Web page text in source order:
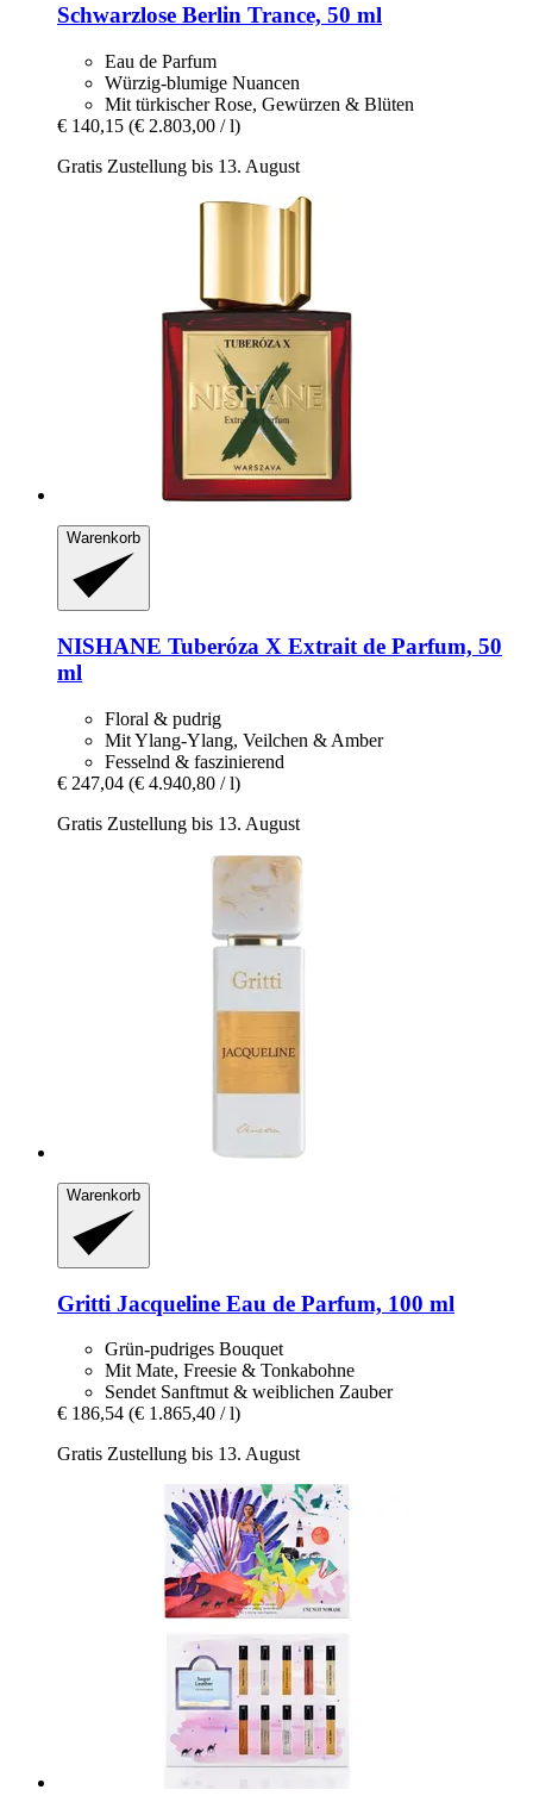
Schwarzlose Berlin Trance, 50 ml
Eau de Parfum
Würzig-blumige Nuancen
Mit türkischer Rose, Gewürzen & Blüten
€ 140,15 (€ 2.803,00 / l)
Gratis Zustellung bis 13. August
Warenkorb
NISHANE Tuberóza X Extrait de Parfum, 50
ml
Floral & pudrig
Mit Ylang-Ylang, Veilchen & Amber
Fesselnd & faszinierend
€ 247,04 (€ 4.940,80 / l)
Gratis Zustellung bis 13. August
Warenkorb
Gritti Jacqueline Eau de Parfum, 100 ml
Grün-pudriges Bouquet
Mit Mate, Freesie & Tonkabohne
Sendet Sanftmut & weiblichen Zauber
€ 186,54 (€ 1.865,40 / l)
Gratis Zustellung bis 13. August